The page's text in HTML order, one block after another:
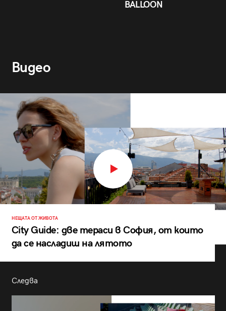
BALLOON
Видео
НЕЩАТА ОТ ЖИВОТА
City Guide: две тераси в София, от които
да се насладиш на лятото
Следва